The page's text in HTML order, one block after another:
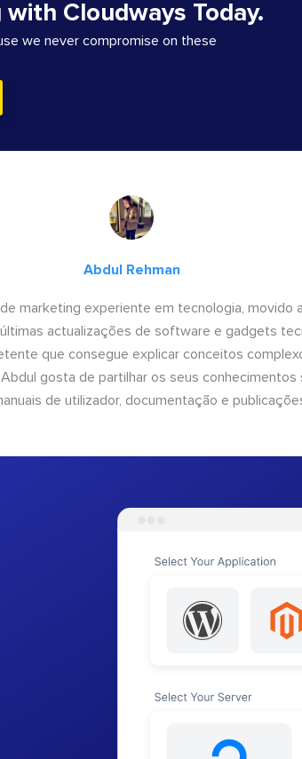
Cloudways Today.
we never compromise on these
Abdul Rehman
marketing experiente em tecnologia, movido
actualizações de software e gadgets
que consegue explicar conceitos
gosta de partilhar os seus conhecimentos
de utilizador, documentação e